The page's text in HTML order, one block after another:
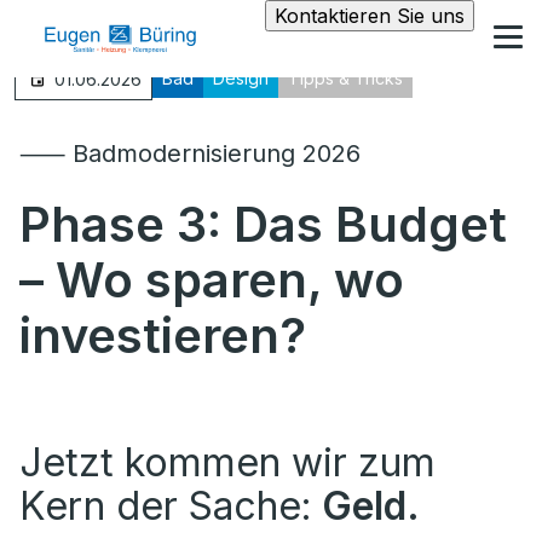
Kontaktieren Sie uns
01.06.2026 Bad Design Tipps & Tricks
⸺ Badmodernisierung 2026
Phase 3: Das Budget
– Wo sparen, wo
investieren?
Jetzt kommen wir zum
Kern der Sache: Geld.